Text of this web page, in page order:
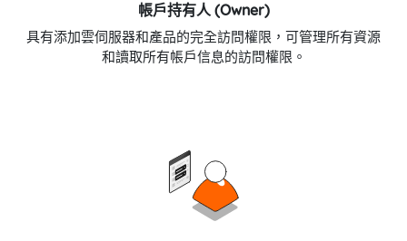
帳戶持有人 (Owner)
具有添加雲伺服器和產品的完全訪問權限，可管理所有資源
和讀取所有帳戶信息的訪問權限。